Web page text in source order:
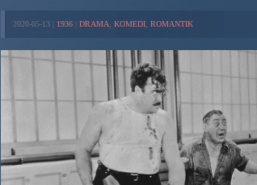
2020-05-13 | 1936 DRAMA KOMEDI ROMANTIK